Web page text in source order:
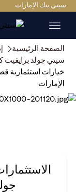
سيتي بنك الإمارات
الصفحة الرئيسية
سيتي جولد برايفيت
خيارات استثمارية
الإمارات